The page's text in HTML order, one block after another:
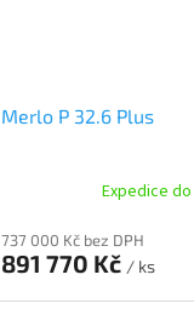
Merlo P 32.6 Plus
Expedice
737 000 Kč bez DPH
891 770 Kč / ks